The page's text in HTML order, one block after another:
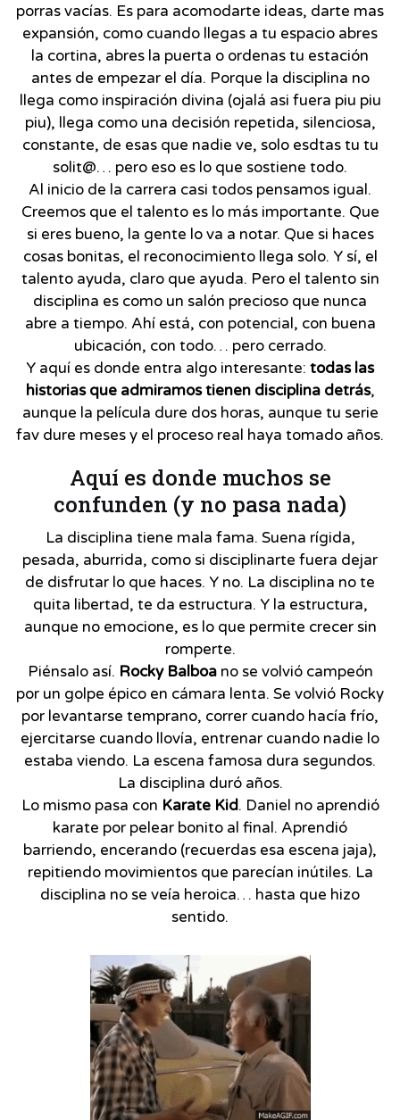
porras vacías. Es para acomodarte ideas, darte mas
expansión, como cuando llegas a tu espacio abres
la cortina, abres la puerta o ordenas tu estación
antes de empezar el día. Porque la disciplina no
llega como inspiración divina (ojalá asi fuera piu piu
piu), llega como una decisión repetida, silenciosa,
constante, de esas que nadie ve, solo esdtas tu tu
solit@… pero eso es lo que sostiene todo.
Al inicio de la carrera casi todos pensamos igual.
Creemos que el talento es lo más importante. Que
si eres bueno, la gente lo va a notar. Que si haces
cosas bonitas, el reconocimiento llega solo. Y sí, el
talento ayuda, claro que ayuda. Pero el talento sin
disciplina es como un salón precioso que nunca
abre a tiempo. Ahí está, con potencial, con buena
ubicación, con todo… pero cerrado.
Y aquí es donde entra algo interesante: todas las
historias que admiramos tienen disciplina detrás,
aunque la película dure dos horas, aunque tu serie
fav dure meses y el proceso real haya tomado años.
Aquí es donde muchos se
confunden (y no pasa nada)
La disciplina tiene mala fama. Suena rígida,
pesada, aburrida, como si disciplinarte fuera dejar
de disfrutar lo que haces. Y no. La disciplina no te
quita libertad, te da estructura. Y la estructura,
aunque no emocione, es lo que permite crecer sin
romperte.
Piénsalo así. Rocky Balboano se volvió campeón
por un golpe épico en cámara lenta. Se volvió Rocky
por levantarse temprano, correr cuando hacía frío,
ejercitarse cuando llovía, entrenar cuando nadie lo
estaba viendo. La escena famosa dura segundos.
La disciplina duró años.
Lo mismo pasa con Karate Kid. Daniel no aprendió
karate por pelear bonito al final. Aprendió
barriendo, encerando (recuerdas esa escena jaja),
repitiendo movimientos que parecían inútiles. La
disciplina no se veía heroica… hasta que hizo
sentido.